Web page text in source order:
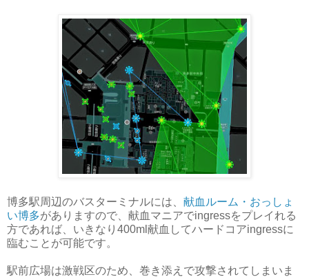
博多駅周辺のバスターミナルには、 献血ルーム・おっしょ
い博多がありますので、献血マニアでingressをプレイれる
方であれば、いきなり400ml献血してハードコアingressに
臨むことが可能です。
駅前広場は激戦区のため、巻き添えで攻撃されてしまいま